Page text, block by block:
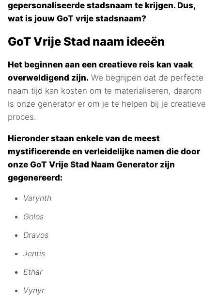
gepersonaliseerde stadsnaam te krijgen. Dus,
wat is jouw GoT vrije stadsnaam?
GoT Vrije Stad naam ideeën
Het beginnen aan een creatieve reis kan vaak
overweldigend zijn. We begrijpen dat de perfecte
naam tijd kan kosten om te materialiseren, daarom
is onze generator er om je te helpen bij je creatieve
proces.
Hieronder staan enkele van de meest
mystificerende en verleidelijke namen die door
onze GoT Vrije Stad Naam Generator zijn
gegenereerd:
Varynth
Golos
Dravos
Jentis
Ethar
Vynyr